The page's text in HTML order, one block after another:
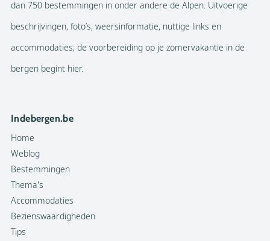
dan 750 bestemmingen in onder andere de Alpen. Uitvoerige
beschrijvingen, foto’s, weersinformatie, nuttige links en
accommodaties; de voorbereiding op je zomervakantie in de
bergen begint hier.
Indebergen.be
Home
Weblog
Bestemmingen
Thema's
Accommodaties
Bezienswaardigheden
Tips